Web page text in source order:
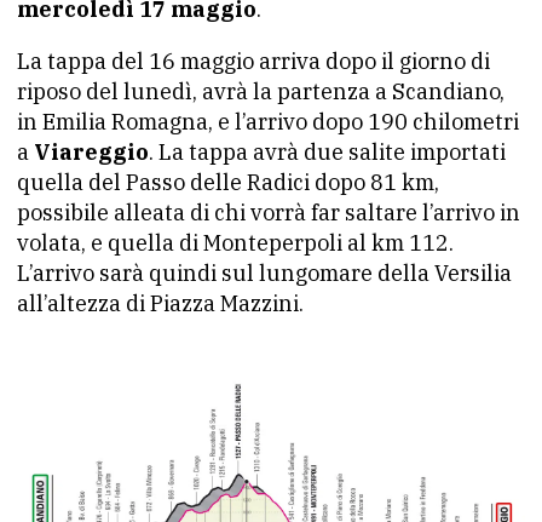
mercoledì 17 maggio.
La tappa del 16 maggio arriva dopo il giorno di
riposo del lunedì, avrà la partenza a Scandiano,
in Emilia Romagna, e l’arrivo dopo 190 chilometri
a Viareggio. La tappa avrà due salite importati
quella del Passo delle Radici dopo 81 km,
possibile alleata di chi vorrà far saltare l’arrivo in
volata, e quella di Monteperpoli al km 112.
L’arrivo sarà quindi sul lungomare della Versilia
all’altezza di Piazza Mazzini.